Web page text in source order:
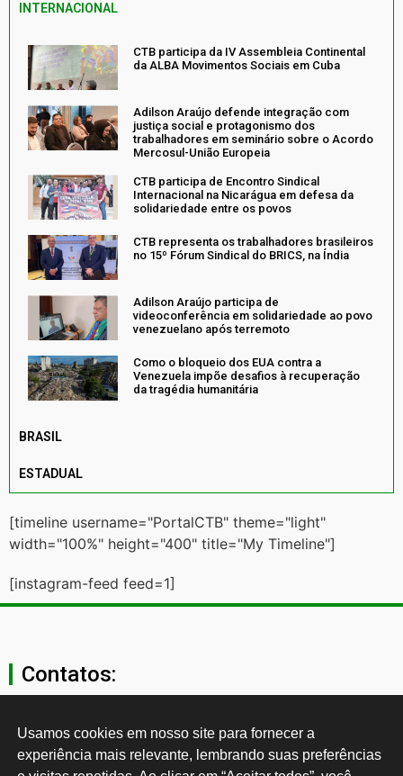
INTERNACIONAL
CTB participa da IV Assembleia Continental
da ALBA Movimentos Sociais em Cuba
Adilson Araújo defende integração com
justiça social e protagonismo dos
trabalhadores em seminário sobre o Acordo
Mercosul-União Europeia
CTB participa de Encontro Sindical
Internacional na Nicarágua em defesa da
solidariedade entre os povos
CTB representa os trabalhadores brasileiros
no 15º Fórum Sindical do BRICS, na Índia
Adilson Araújo participa de
videoconferência em solidariedade ao povo
venezuelano após terremoto
Como o bloqueio dos EUA contra a
Venezuela impõe desafios à recuperação
da tragédia humanitária
BRASIL
ESTADUAL
[timeline username="PortalCTB" theme="light"
width="100%" height="400" title="My Timeline"]
[instagram-feed feed=1]
Contatos:
secgeral@ctb.org.br
11 3874-0040
Usamos cookies em nosso site para fornecer a
experiência mais relevante, lembrando suas preferências